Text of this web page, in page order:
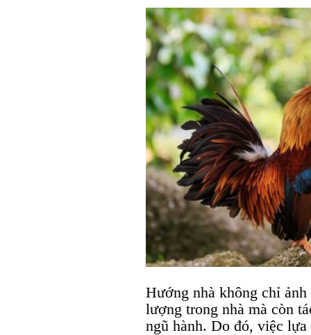
Hướng nhà không chỉ
lượng trong nhà mà còn
ngũ hành. Do đó, việc